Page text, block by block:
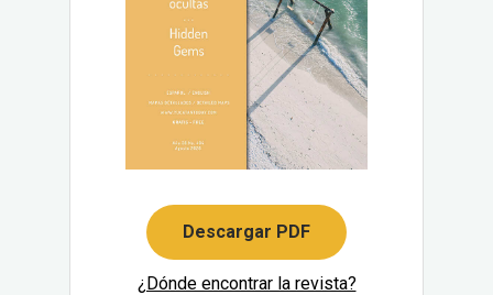
Descargar PDF
¿Dónde encontrar la revista?